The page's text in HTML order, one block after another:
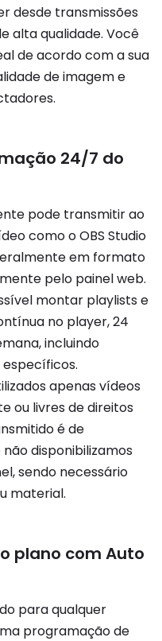
desde transmissões
alta qualidade. Você
de acordo com a sua
de imagem e
24/7 do
pode transmitir ao
como o OBS Studio
em formato
pelo painel web.
montar playlists e
no player, 24
incluindo
apenas vídeos
ou livres de direitos
é de
disponibilizamos
sendo necessário
material.
plano com Auto
para qualquer
programação de